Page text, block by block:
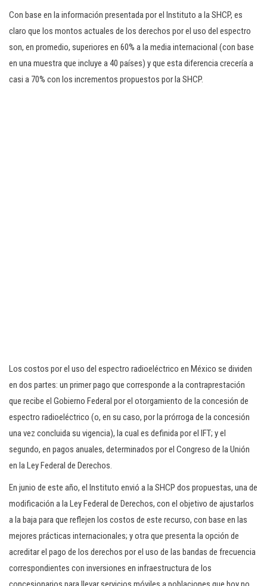
Con base en la información presentada por el Instituto a la SHCP, es
claro que los montos actuales de los derechos por el uso del espectro
son, en promedio, superiores en 60% a la media internacional (con base
en una muestra que incluye a 40 países) y que esta diferencia crecería a
casi a 70% con los incrementos propuestos por la SHCP.
Los costos por el uso del espectro radioeléctrico en México se dividen
en dos partes: un primer pago que corresponde a la contraprestación
que recibe el Gobierno Federal por el otorgamiento de la concesión de
espectro radioeléctrico (o, en su caso, por la prórroga de la concesión
una vez concluida su vigencia), la cual es definida por el IFT; y el
segundo, en pagos anuales, determinados por el Congreso de la Unión
en la Ley Federal de Derechos.
En junio de este año, el Instituto envió a la SHCP dos propuestas, una de
modificación a la Ley Federal de Derechos, con el objetivo de ajustarlos
a la baja para que reflejen los costos de este recurso, con base en las
mejores prácticas internacionales; y otra que presenta la opción de
acreditar el pago de los derechos por el uso de las bandas de frecuencia
correspondientes con inversiones en infraestructura de los